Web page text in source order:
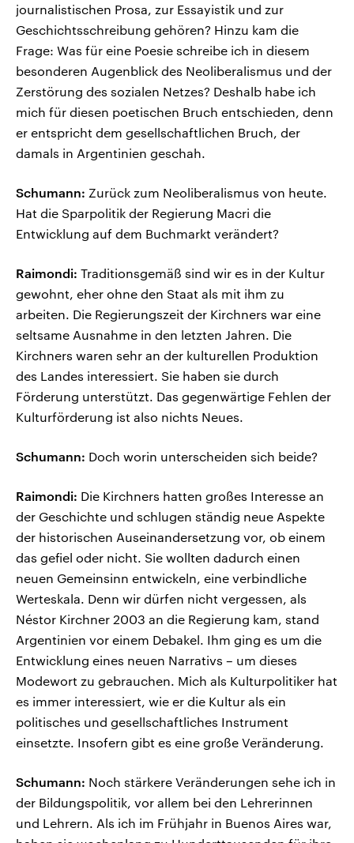
journalistischen Prosa, zur Essayistik und zur
Geschichtsschreibung gehören? Hinzu kam die
Frage: Was für eine Poesie schreibe ich in diesem
besonderen Augenblick des Neoliberalismus und der
Zerstörung des sozialen Netzes? Deshalb habe ich
mich für diesen poetischen Bruch entschieden, denn
er entspricht dem gesellschaftlichen Bruch, der
damals in Argentinien geschah.
Schumann: Zurück zum Neoliberalismus von heute.
Hat die Sparpolitik der Regierung Macri die
Entwicklung auf dem Buchmarkt verändert?
Raimondi: Traditionsgemäß sind wir es in der Kultur
gewohnt, eher ohne den Staat als mit ihm zu
arbeiten. Die Regierungszeit der Kirchners war eine
seltsame Ausnahme in den letzten Jahren. Die
Kirchners waren sehr an der kulturellen Produktion
des Landes interessiert. Sie haben sie durch
Förderung unterstützt. Das gegenwärtige Fehlen der
Kulturförderung ist also nichts Neues.
Schumann: Doch worin unterscheiden sich beide?
Raimondi: Die Kirchners hatten großes Interesse an
der Geschichte und schlugen ständig neue Aspekte
der historischen Auseinandersetzung vor, ob einem
das gefiel oder nicht. Sie wollten dadurch einen
neuen Gemeinsinn entwickeln, eine verbindliche
Werteskala. Denn wir dürfen nicht vergessen, als
Néstor Kirchner 2003 an die Regierung kam, stand
Argentinien vor einem Debakel. Ihm ging es um die
Entwicklung eines neuen Narrativs – um dieses
Modewort zu gebrauchen. Mich als Kulturpolitiker hat
es immer interessiert, wie er die Kultur als ein
politisches und gesellschaftliches Instrument
einsetzte. Insofern gibt es eine große Veränderung.
Schumann: Noch stärkere Veränderungen sehe ich in
der Bildungspolitik, vor allem bei den Lehrerinnen
und Lehrern. Als ich im Frühjahr in Buenos Aires war,